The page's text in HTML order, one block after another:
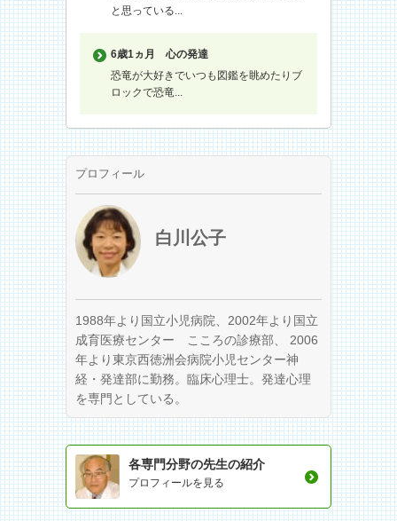
と思っている...
6歳1ヵ月
心の発達
恐竜が大好きでいつも図鑑を眺めたりブ
ロックで恐竜...
プロフィール
白川公子
1988年より国立小児病院、2002年より国立
成育医療センター こころの診療部、 2006
年より東京西徳洲会病院小児センター神
経・発達部に勤務。臨床心理士。発達心理
を専門としている。
各専門分野の先生の紹介
プロフィールを見る